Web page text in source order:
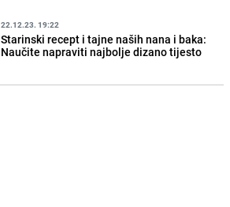
22.12.23. 19:22
Starinski recept i tajne naših nana i baka:
Naučite napraviti najbolje dizano tijesto